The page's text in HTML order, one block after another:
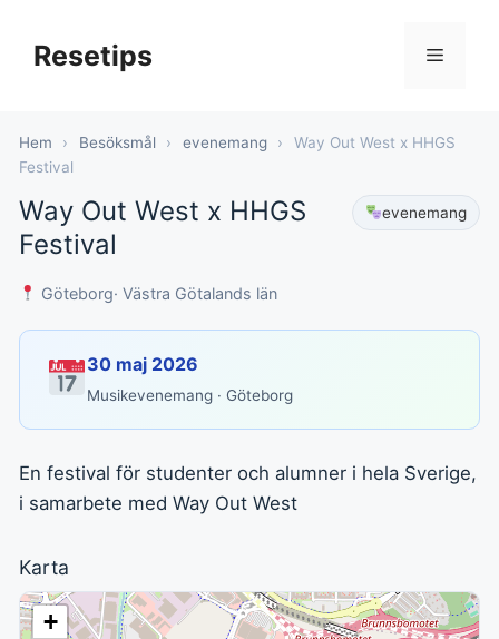
innehållResetips Meny
Hem › Besöksmål › evenemang ›
Way Out West x HHGS
Festival
Way Out West x HHGS
Festival
evenemang
Göteborg· Västra Götalands län
30 maj 2026
Musikevenemang · Göteborg
En festival för studenter och alumner i hela Sverige,
i samarbete med Way Out West
Karta
+